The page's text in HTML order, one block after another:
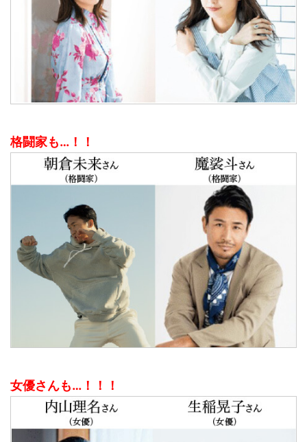
格闘家も…！！
女優さんも…！！！